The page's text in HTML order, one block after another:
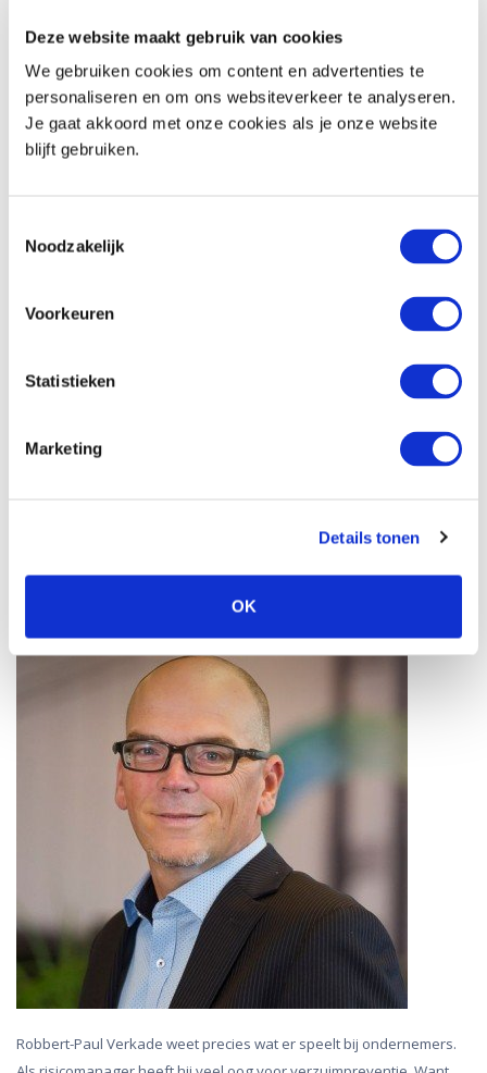
Deze website maakt gebruik van cookies
We gebruiken cookies om content en advertenties te
personaliseren en om ons websiteverkeer te analyseren.
Je gaat akkoord met onze cookies als je onze website
blijft gebruiken.
Noodzakelijk
Voorkeuren
Statistieken
Marketing
Details tonen
OK
69 of stuur eene-mailom met Menno in gesprek te gaan.
inkomensverzekeringen, verzuimpreventie en employee benefits.
met Hans? Bel 06 231 39 466 of stuur eene-mail.
Robbert-Paul Verkade weet precies wat er speelt bij ondernemers.